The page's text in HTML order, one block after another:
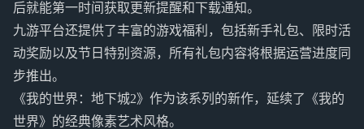
后就能第一时间获取更新提醒和下载通知。
九游平台还提供了丰富的游戏福利，包括新手礼包、限时活
动奖励以及节日特别资源，所有礼包内容将根据运营进度同
步推出。
《我的世界：地下城2》作为该系列的新作，延续了《我的
世界》的经典像素艺术风格。